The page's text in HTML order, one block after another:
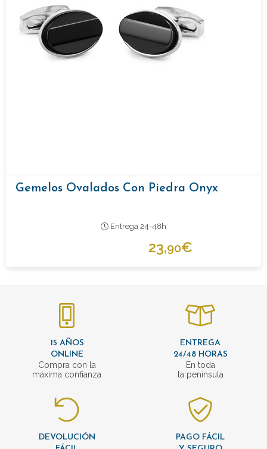
Gemelos Ovalados Con Piedra Onyx
Entrega 24-48h
23,90€
15 AÑOS
ONLINE
Compra con la
máxima confianza
ENTREGA
24/48 HORAS
En toda
la península
DEVOLUCIÓN
PAGO FÁCIL